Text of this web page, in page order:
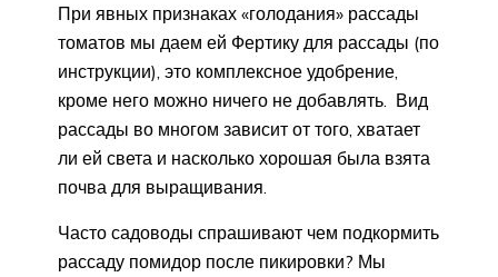
При явных признаках «голодания» рассады
томатов мы даем ей Фертику для рассады (по
инструкции), это комплексное удобрение,
кроме него можно ничего не добавлять. Вид
рассады во многом зависит от того, хватает
ли ей света и насколько хорошая была взята
почва для выращивания.
Часто садоводы спрашивают чем подкормить
рассаду помидор после пикировки? Мы